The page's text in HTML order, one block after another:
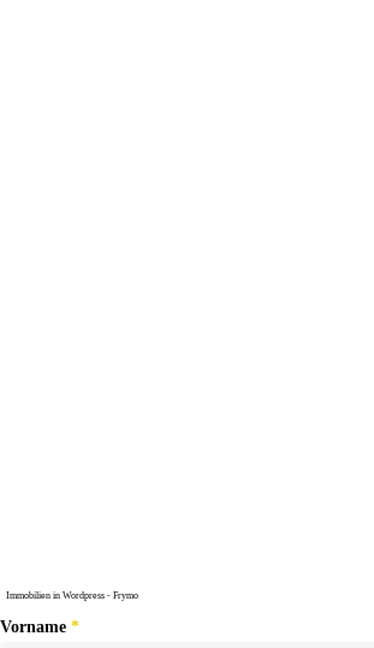
Immobilien in Wordpress - Frymo
Vorname *